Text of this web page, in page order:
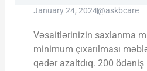
January 24, 2024@askbcare
Vəsaitlərinizin saxlanma
minimum çıxarılması
qədər azaltdıq. 200